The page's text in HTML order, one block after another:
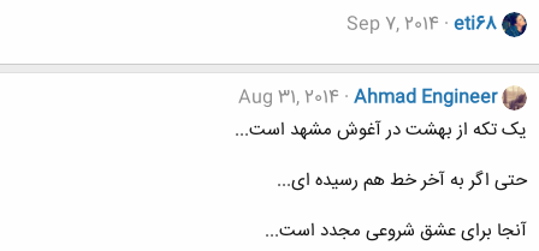
eti68
Sep 7, 2014
Ahmad Engineer
Aug 31, 2014
یک تکه از بهشت در آغوش مشهد است...
حتی اگر به آخر خط هم رسیده ای...
آنجا برای عشق شروعی مجدد است...